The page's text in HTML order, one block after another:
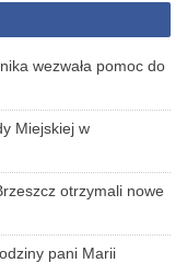
wezwała pomoc do
Miejskiej w
otrzymali nowe
pani Marii